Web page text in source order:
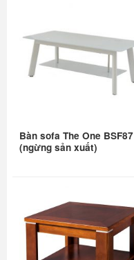
Bàn sofa The One BSF87
(ngừng sản xuất)